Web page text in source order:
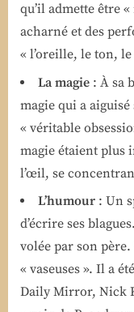
qu’il admette être
acharné et des
« l’oreille, le ton,
La magie : À sa
magie qui a
« véritable
magie étaient plus
l’œil, se
L’humour : Un
d’écrire ses
volée par son
« vaseuses ». Il a
Daily Mirror, Nick